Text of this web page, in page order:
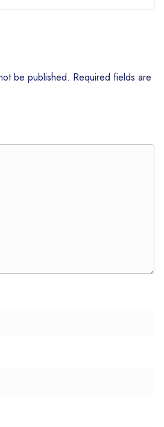
be published. Required fields are